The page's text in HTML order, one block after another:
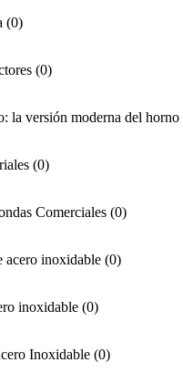
(0)
(0)
la versión moderna del
(0)
Comerciales (0)
acero inoxidable (0)
inoxidable (0)
Inoxidable (0)